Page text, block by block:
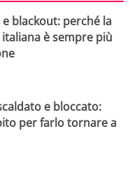
blackout: perché la
è sempre più
e bloccato:
per farlo tornare a